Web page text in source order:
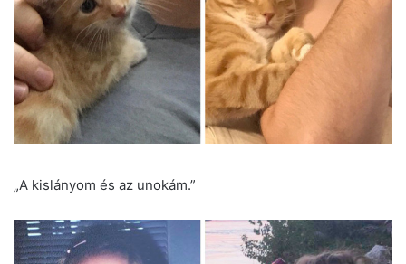
„A kislányom és az unokám.”